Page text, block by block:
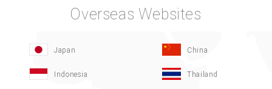
Overseas Websites
Japan China
Indonesia Thailand